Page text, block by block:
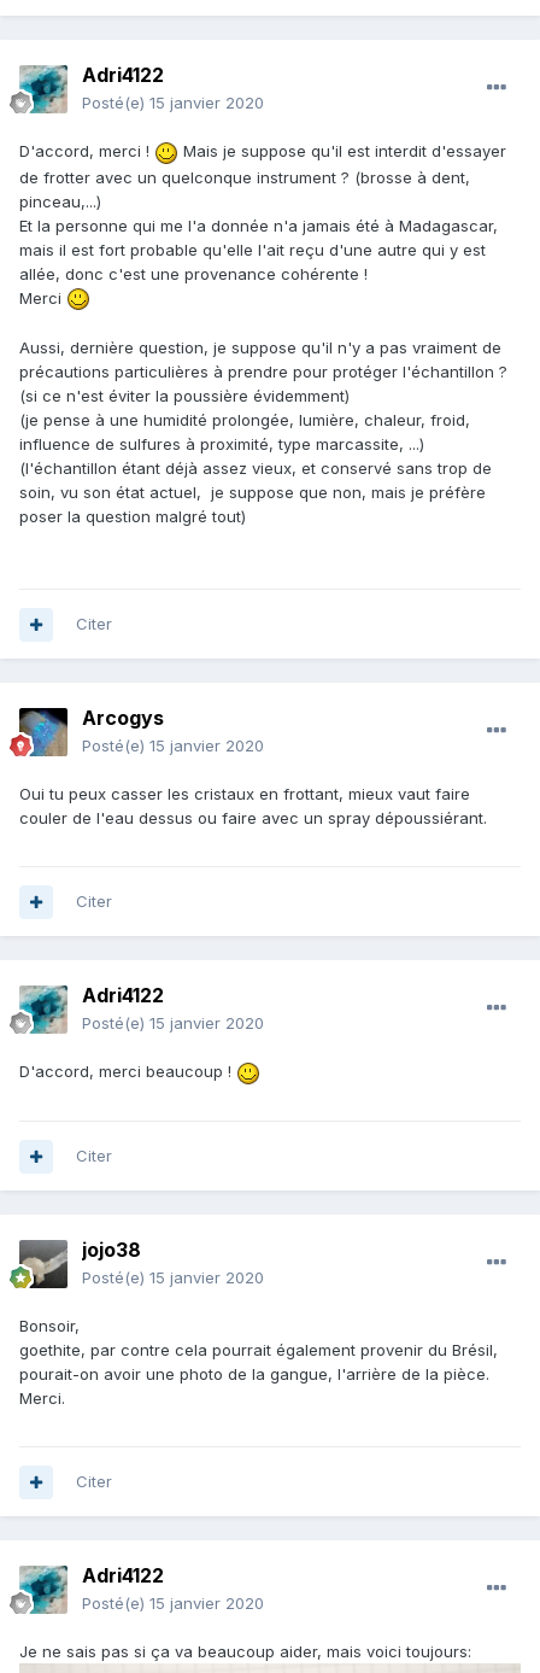
Adri4122
Posté(e) 15 janvier 2020
D'accord, merci !
Mais je suppose qu'il est interdit d'essayer
de frotter avec un quelconque instrument ? (brosse à dent,
pinceau,...)
Et la personne qui me l'a donnée n'a jamais été à Madagascar,
mais il est fort probable qu'elle l'ait reçu d'une autre qui y est
allée, donc c'est une provenance cohérente !
Merci
Aussi, dernière question, je suppose qu'il n'y a pas vraiment de
précautions particulières à prendre pour protéger l'échantillon ?
(si ce n'est éviter la poussière évidemment)
(je pense à une humidité prolongée, lumière, chaleur, froid,
influence de sulfures à proximité, type marcassite, ...)
(l'échantillon étant déjà assez vieux, et conservé sans trop de
soin, vu son état actuel, je suppose que non, mais je préfère
poser la question malgré tout)
Citer
Arcogys
Posté(e) 15 janvier 2020
Oui tu peux casser les cristaux en frottant, mieux vaut faire
couler de l'eau dessus ou faire avec un spray dépoussiérant.
Citer
Adri4122
Posté(e) 15 janvier 2020
D'accord, merci beaucoup !
Citer
jojo38
Posté(e) 15 janvier 2020
Bonsoir,
goethite, par contre cela pourrait également provenir du Brésil,
pourait-on avoir une photo de la gangue, l'arrière de la pièce.
Merci.
Citer
Adri4122
Posté(e) 15 janvier 2020
Je ne sais pas si ça va beaucoup aider, mais voici toujours: